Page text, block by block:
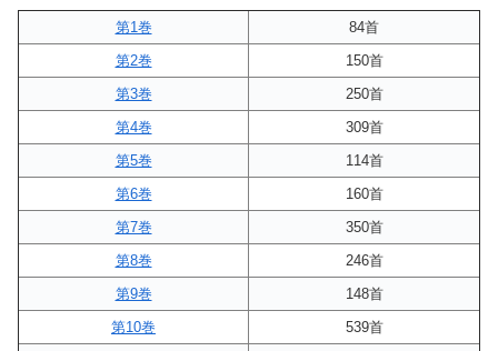
第1巻
84首
第2巻
150首
第3巻
250首
第4巻
309首
第5巻
114首
第6巻
160首
第7巻
350首
第8巻
246首
第9巻
148首
第10巻
539首